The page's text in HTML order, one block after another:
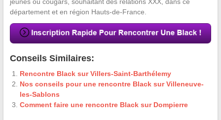
département et en région Hauts-de-France.
Conseils Similaires:
Rencontre Black sur Villers-Saint-Barthélemy
Nos conseils pour une rencontre Black sur Villeneuve-
les-Sablons
Comment faire une rencontre Black sur Dompierre